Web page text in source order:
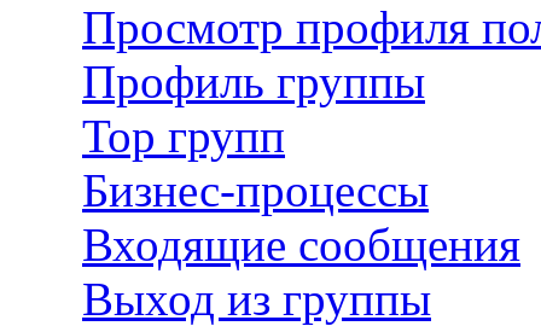
Просмотр профиля
Профиль группы
Top групп
Бизнес-процессы
Входящие сообщения
Выход из группы